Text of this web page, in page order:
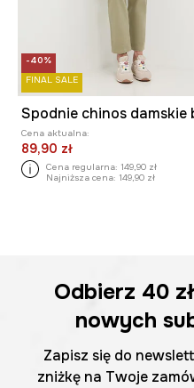
-40%
FINAL SALE
Cena aktualna:
89,90 zł
Cena regularna: 149,90 zł
Najniższa cena: 149,90 zł
Odbierz 40 zł
nowych
Zapisz się do
zniżkę na Twoje